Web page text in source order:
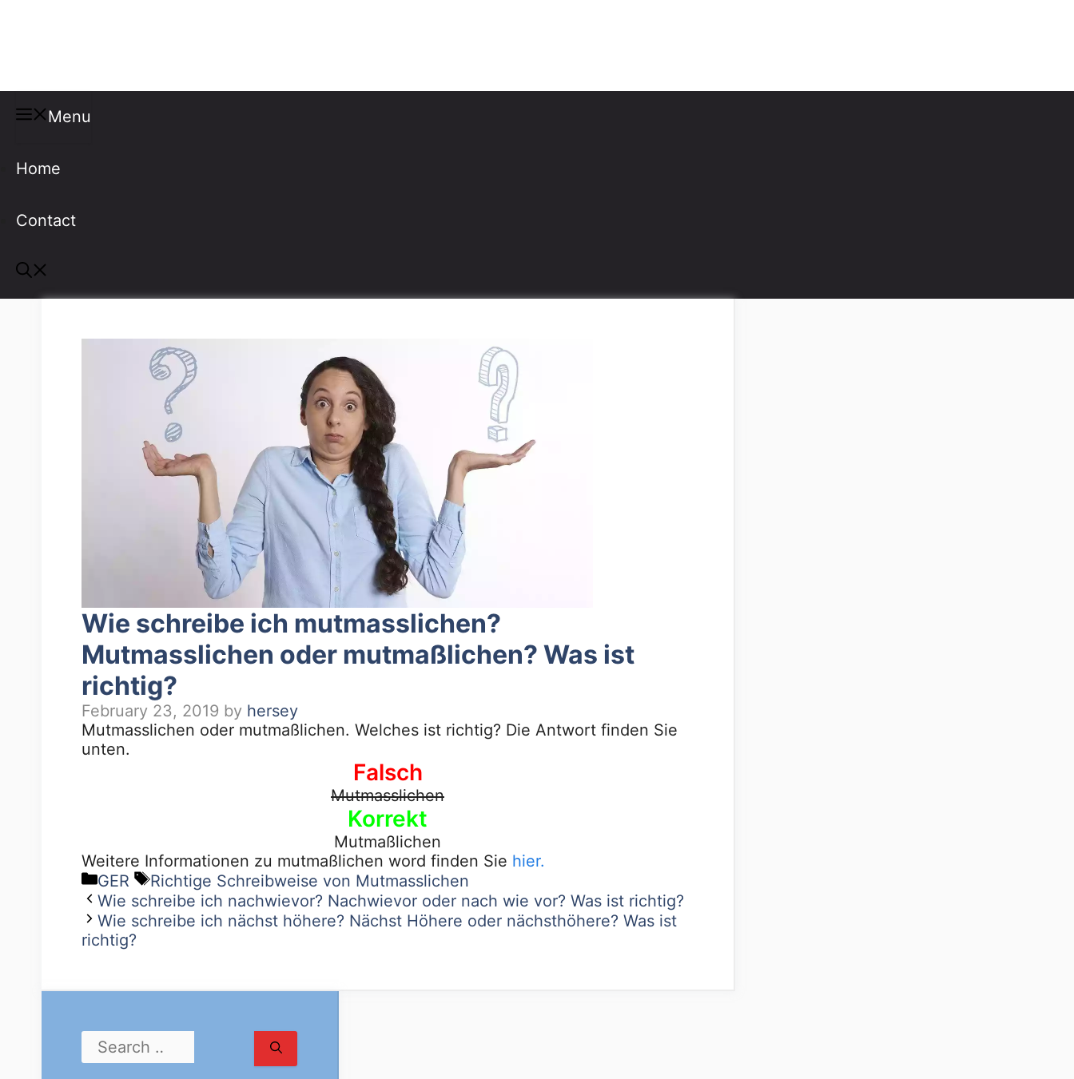
Menu
Home
Contact
Wie schreibe ich mutmasslichen?
Mutmasslichen oder mutmaßlichen? Was ist
richtig?
February 23, 2019 by hersey
Mutmasslichen oder mutmaßlichen. Welches ist richtig? Die Antwort finden Sie
unten.
Falsch
Mutmasslichen
Korrekt
Mutmaßlichen
Weitere Informationen zu mutmaßlichen word finden Sie hier.
GER
Richtige Schreibweise von Mutmasslichen
Wie schreibe ich nachwievor? Nachwievor oder nach wie vor? Was ist richtig?
Wie schreibe ich nächst höhere? Nächst Höhere oder nächsthöhere? Was ist
richtig?